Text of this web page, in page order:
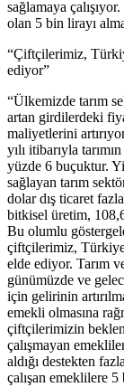
sağlamaya
olan 5 bin lirayı
“Çiftçilerimiz,
ediyor”
“Ülkemizde tarım
artan girdilerdeki
maliyetlerini
yılı itibarıyla
yüzde 6 buçuktur.
sağlayan tarım
dolar dış ticaret
bitkisel üretim,
Bu olumlu
çiftçilerimiz, Türkiye
elde ediyor. Tarım
günümüzde ve
için gelirinin
emekli olmasına
çiftçilerimizin
çalışmayan
aldığı destekten
çalışan emeklilere 5